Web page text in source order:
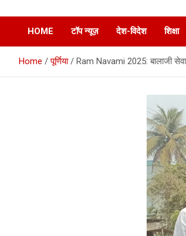
HOME टॉप न्यूज़ देश-विदेश शिक्षा
Home पूर्णिया Ram Navami 2025: बालाजी सेवा